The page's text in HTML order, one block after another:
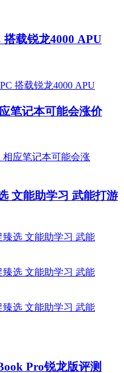
载锐龙4000 APU
笔记本可能会涨价
文能助学习 武能打游
Pro锐龙版评测